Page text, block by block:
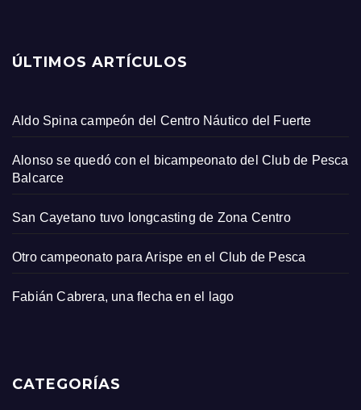
ÚLTIMOS ARTÍCULOS
Aldo Spina campeón del Centro Náutico del Fuerte
Alonso se quedó con el bicampeonato del Club de Pesca
Balcarce
San Cayetano tuvo longcasting de Zona Centro
Otro campeonato para Arispe en el Club de Pesca
Fabián Cabrera, una flecha en el lago
CATEGORÍAS